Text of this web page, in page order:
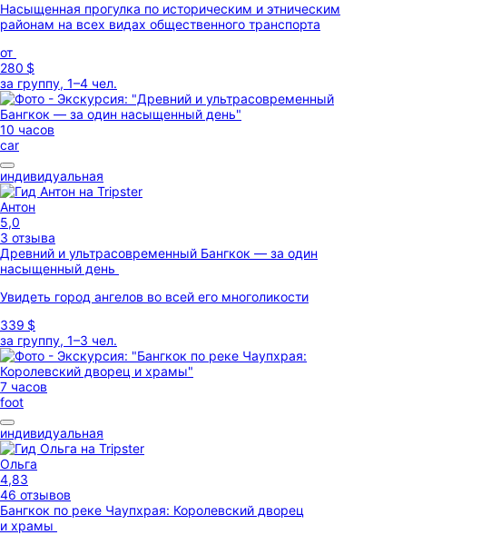
Насыщенная прогулка по историческим и этническим
районам на всех видах общественного транспорта
от
280 $
за группу, 1–4 чел.
10 часов
car
индивидуальная
Антон
5,0
3 отзыва
Древний и ультрасовременный Бангкок — за один
насыщенный день
Увидеть город ангелов во всей его многоликости
339 $
за группу, 1–3 чел.
7 часов
foot
индивидуальная
Ольга
4,83
46 отзывов
Бангкок по реке Чаупхрая: Королевский дворец
и храмы